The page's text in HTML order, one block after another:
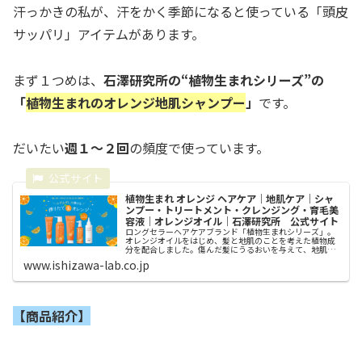
汗っかきの私が、汗をかく季節になると使っている「頭皮
サッパリ」アイテムがあります。
まず１つめは、 石澤研究所の“植物生まれシリーズ”の
「植物生まれのオレンジ地肌シャンプー 」 です。
だいたい週１～２回の頻度で使っています。
植物生まれ オレンジ ヘアケア｜地肌ケア｜シャ
ンプー・トリートメント・クレンジング・育毛美
容液｜オレンジオイル｜石澤研究所 公式サイト
ロングセラーヘアケアブランド「植物生まれシリーズ」。
オレンジオイルをはじめ、髪と地肌のことを考えた植物成
分を配合しました。傷んだ髪にうるおいを与えて、地肌の
汚れはすっきり。ダメージ髪もしっとりサラつやの仕上が
りです。
www.ishizawa-lab.co.jp
【商品紹介】